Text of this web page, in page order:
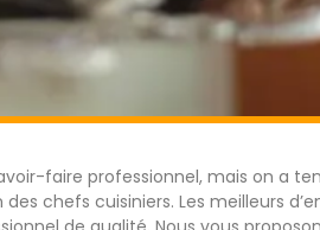
faire professionnel, mais on a
chefs cuisiniers. Les meilleurs